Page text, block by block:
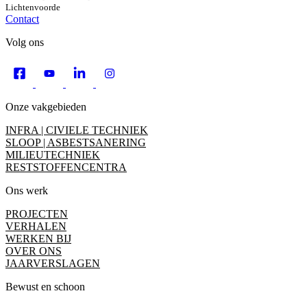
Lichtenvoorde
Contact
Volg ons
Onze vakgebieden
INFRA | CIVIELE TECHNIEK
SLOOP | ASBESTSANERING
MILIEUTECHNIEK
RESTSTOFFENCENTRA
Ons werk
PROJECTEN
VERHALEN
WERKEN BIJ
OVER ONS
JAARVERSLAGEN
Bewust en schoon